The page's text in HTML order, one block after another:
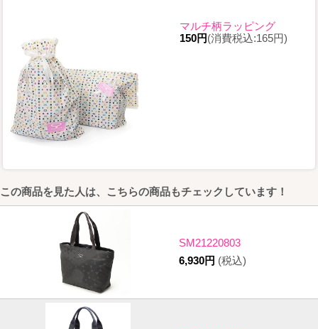
マルチ柄ラッピング
150円(消費税込:165円)
この商品を見た人は、こちらの商品もチェックしています！
SM21220803
6,930円 (税込)